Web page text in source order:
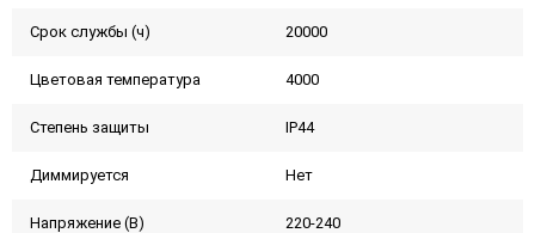
Срок службы (ч) 20000
Цветовая температура 4000
Степень защиты IP44
Диммируется Нет
Напряжение (В) 220-240